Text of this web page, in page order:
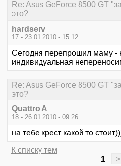
Re: Asus GeForce 8500 GT
это?
hardserv
17 - 23.01.2010 - 15:12
Сегодня перепрошил маму -
индивидуальная
Re: Asus GeForce 8500 GT
это?
Quattro A
18 - 26.01.2010 - 09:26
на тебе крест какой то
К списку тем
1
>